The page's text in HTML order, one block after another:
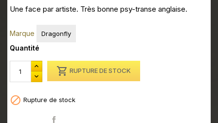
Une face par artiste. Très bonne psy-transe anglaise.
Marque Dragonfly
Quantité
 RUPTURE DE STOCK
 Rupture de stock